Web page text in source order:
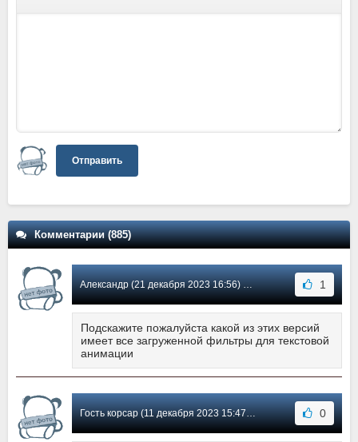
Отправить
Комментарии (885)
Александр (21 декабря 2023 16:56) Сообщение #583 1
Подскажите пожалуйста какой из этих версий
имеет все загруженной фильтры для текстовой
анимации
Гость корсар (11 декабря 2023 15:47) Сообщение #582 0